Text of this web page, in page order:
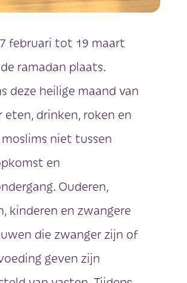
februari tot 19 maart
ramadan plaats.
deze heilige maand van
eten, drinken, roken en
niet tussen
en
Ouderen,
kinderen en zwangere
die zwanger zijn of
geven zijn